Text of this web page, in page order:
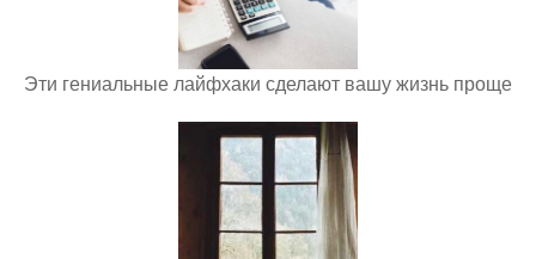
Эти гениальные лайфхаки сделают вашу жизнь проще